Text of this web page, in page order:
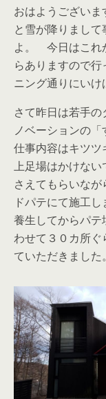
おはようござい
と雪が降りまし
よ。 今日はこれ
らありますので
ニング通りにい
さて昨日は若手
ノベーションの「
仕事内容はキツ
上足場はかけな
さえてもらいな
ドパテにて施工
養生してからパ
わせて３０カ所
ていただきまし